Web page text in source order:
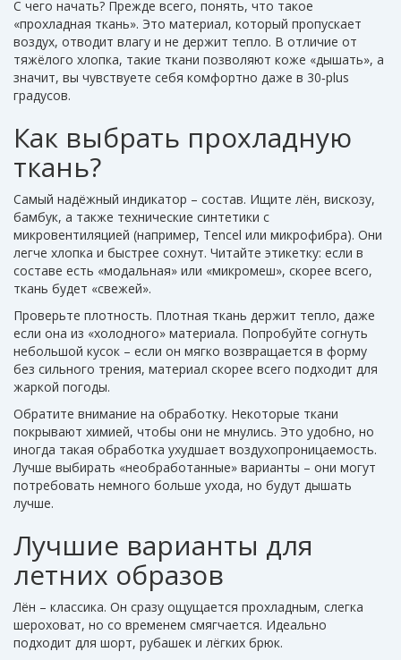
С чего начать? Прежде всего, понять, что такое
«прохладная ткань». Это материал, который пропускает
воздух, отводит влагу и не держит тепло. В отличие от
тяжёлого хлопка, такие ткани позволяют коже «дышать», а
значит, вы чувствуете себя комфортно даже в 30‑plus
градусов.
Как выбрать прохладную
ткань?
Самый надёжный индикатор – состав. Ищите лён, вискозу,
бамбук, а также технические синтетики с
микровентиляцией (например, Tencel или микрофибра). Они
легче хлопка и быстрее сохнут. Читайте этикетку: если в
составе есть «модальная» или «микромеш», скорее всего,
ткань будет «свежей».
Проверьте плотность. Плотная ткань держит тепло, даже
если она из «холодного» материала. Попробуйте согнуть
небольшой кусок – если он мягко возвращается в форму
без сильного трения, материал скорее всего подходит для
жаркой погоды.
Обратите внимание на обработку. Некоторые ткани
покрывают химией, чтобы они не мнулись. Это удобно, но
иногда такая обработка ухудшает воздухопроницаемость.
Лучше выбирать «необработанные» варианты – они могут
потребовать немного больше ухода, но будут дышать
лучше.
Лучшие варианты для
летних образов
Лён – классика. Он сразу ощущается прохладным, слегка
шероховат, но со временем смягчается. Идеально
подходит для шорт, рубашек и лёгких брюк.